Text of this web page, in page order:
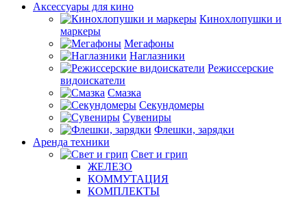
Аксессуары для кино
Кинохлопушки и
маркеры
Мегафоны
Наглазники
Режиссерские
видоискатели
Смазка
Секундомеры
Сувениры
Флешки, зарядки
Аренда техники
Свет и грип
ЖЕЛЕЗО
КОММУТАЦИЯ
КОМПЛЕКТЫ